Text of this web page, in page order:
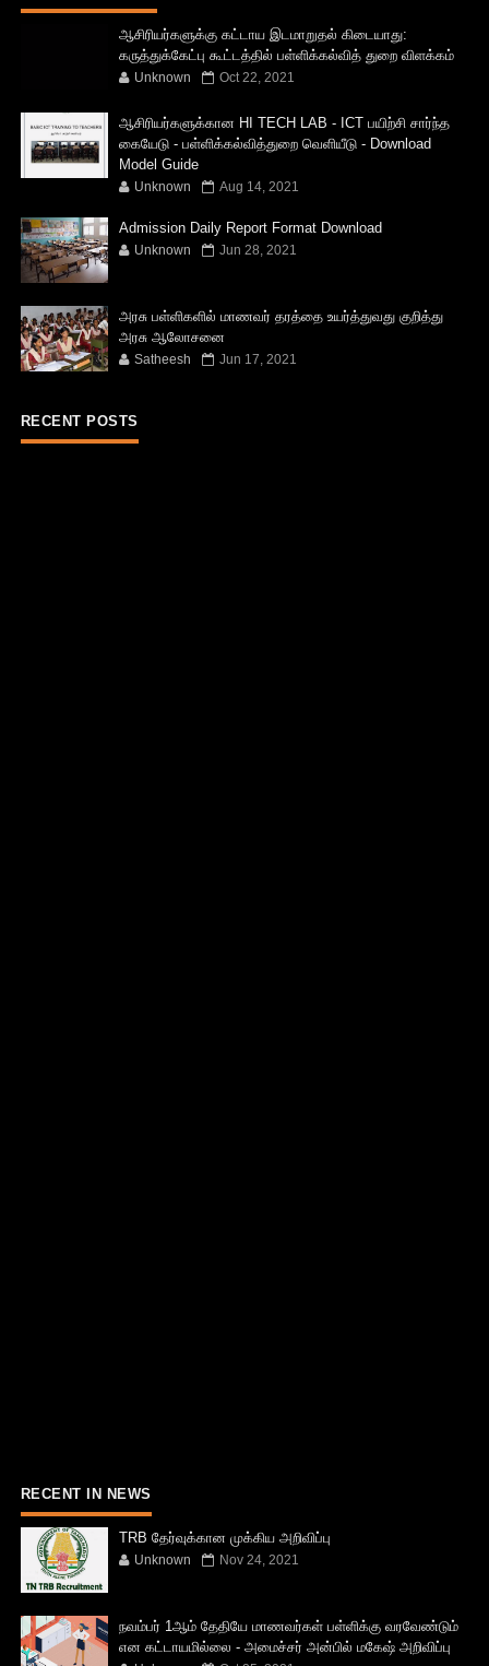
ஆசிரியர்களுக்கு கட்டாய இடமாறுதல் கிடையாது:
கருத்துக்கேட்பு கூட்டத்தில் பள்ளிக்கல்வித் துறை விளக்கம்
Unknown Oct 22, 2021
ஆசிரியர்களுக்கான HI TECH LAB - ICT பயிற்சி சார்ந்த
கையேடு - பள்ளிக்கல்வித்துறை வெளியீடு - Download
Model Guide
Unknown Aug 14, 2021
Admission Daily Report Format Download
Unknown Jun 28, 2021
அரசு பள்ளிகளில் மாணவர் தரத்தை உயர்த்துவது குறித்து
அரசு ஆலோசனை
Satheesh Jun 17, 2021
RECENT POSTS
RECENT IN NEWS
TRB தேர்வுக்கான முக்கிய அறிவிப்பு
Unknown Nov 24, 2021
நவம்பர் 1ஆம் தேதியே மாணவர்கள் பள்ளிக்கு வரவேண்டும்
என கட்டாயமில்லை - அமைச்சர் அன்பில் மகேஷ் அறிவிப்பு